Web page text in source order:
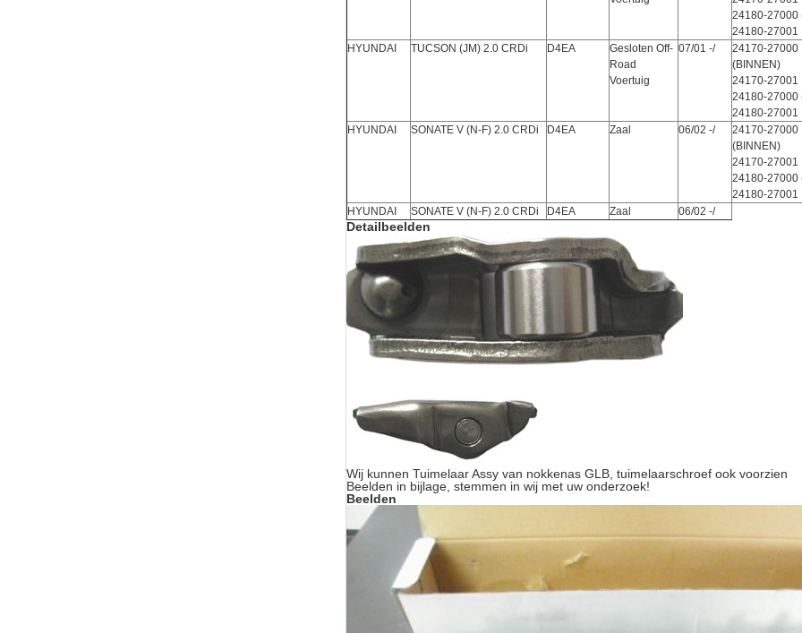
24180-27000
24180-27001
HYUNDAI
TUCSON (JM) 2.0 CRDi D4EA
Gesloten Off-
Road
Voertuig
07/01 -/
24170-27000
(BINNEN)
24170-27001
24180-27000
24180-27001
HYUNDAI
SONATE V (N-F) 2.0 CRDi D4EA Zaal 06/02 -/
24170-27000
(BINNEN)
24170-27001
24180-27000
24180-27001
HYUNDAI
SONATE V (N-F) 2.0 CRDi D4EA Zaal 06/02 -/
Detailbeelden
Wij kunnen Tuimelaar Assy van nokkenas GLB, tuimelaarschroef ook voorzien
Beelden in bijlage, stemmen in wij met uw onderzoek!
Beelden